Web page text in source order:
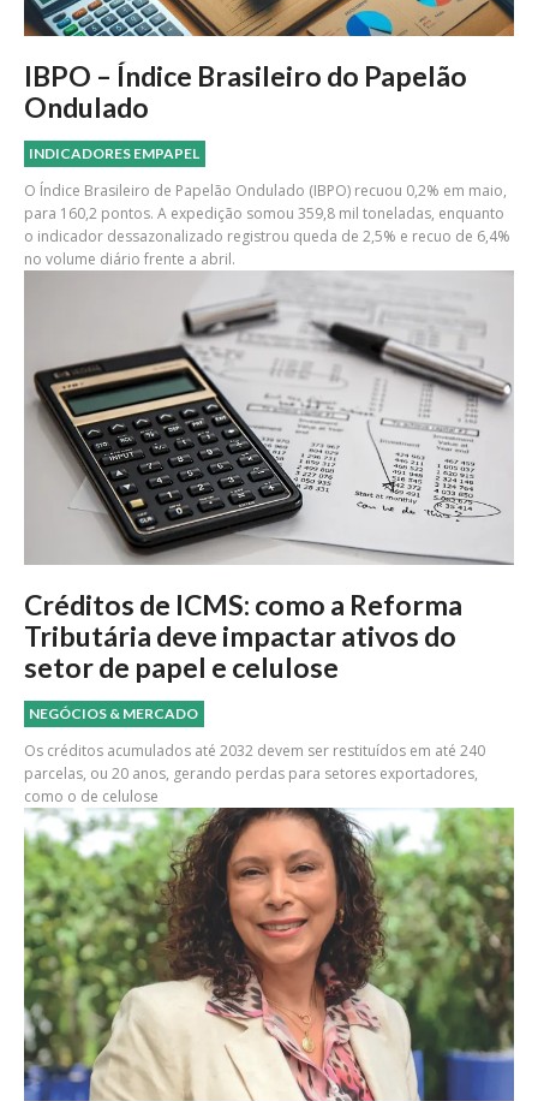
IBPO – Índice Brasileiro do Papelão
Ondulado
INDICADORES EMPAPEL
O Índice Brasileiro de Papelão Ondulado (IBPO) recuou 0,2% em maio,
para 160,2 pontos. A expedição somou 359,8 mil toneladas, enquanto
o indicador dessazonalizado registrou queda de 2,5% e recuo de 6,4%
no volume diário frente a abril.
Créditos de ICMS: como a Reforma
Tributária deve impactar ativos do
setor de papel e celulose
NEGÓCIOS & MERCADO
Os créditos acumulados até 2032 devem ser restituídos em até 240
parcelas, ou 20 anos, gerando perdas para setores exportadores,
como o de celulose